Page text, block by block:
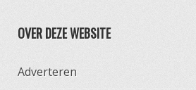
OVER DEZE WEBSITE
Adverteren